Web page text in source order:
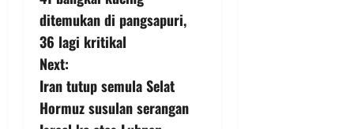
ditemukan di pangsapuri,
36 lagi kritikal
Next:
Iran tutup semula Selat
Hormuz susulan serangan